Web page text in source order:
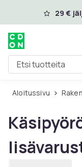
Ohita ja siirry
29 €
Etsi tuotteita
Aloitussivu